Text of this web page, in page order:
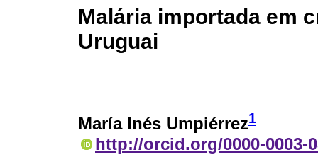
Malária importada em
Uruguai
María Inés Umpiérrez1
http://orcid.org/0000-0003-